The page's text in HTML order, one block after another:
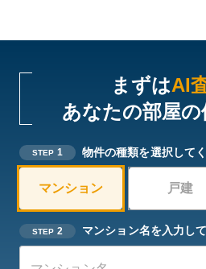
まずはAI
あなたの部屋
STEP 1 物件の種類を選択して
マンション 戸建
STEP 2 マンション名を入力し